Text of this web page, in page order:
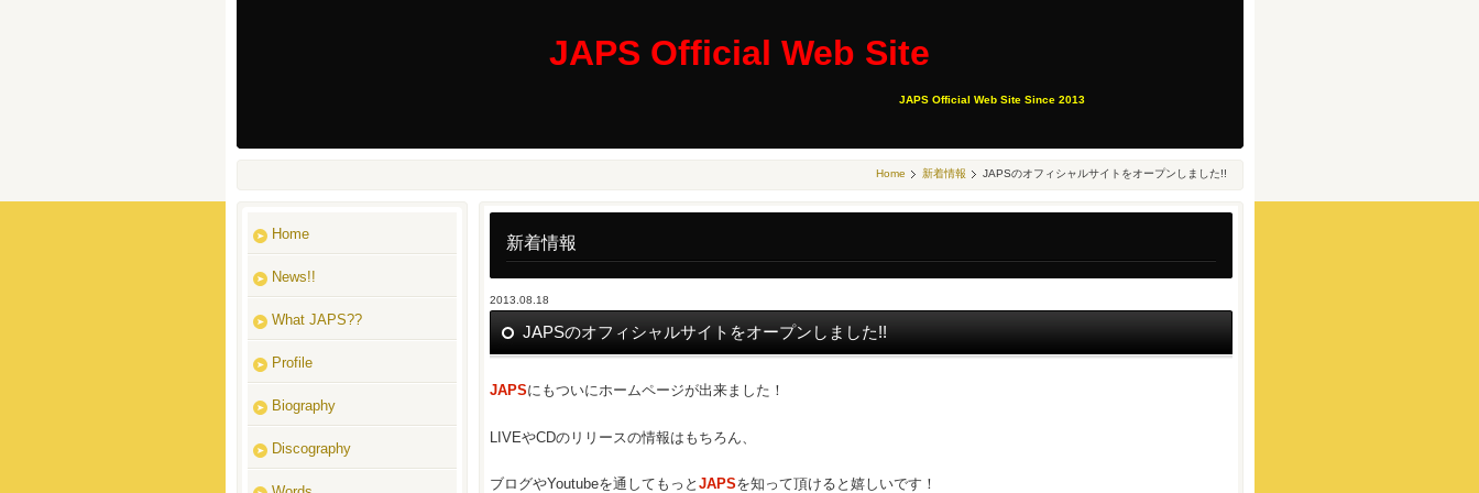
JAPS Official Web Site
JAPS Official Web Site Since 2013
Home 新着情報 JAPSのオフィシャルサイトをオープンしました!!
新着情報
2013.08.18
JAPSのオフィシャルサイトをオープンしました!!
JAPSにもついにホームページが出来ました！
LIVEやCDのリリースの情報はもちろん、
ブログやYoutubeを通してもっと JAPSを知って頂けると嬉しいです！
Home
News!!
What JAPS??
Profile
Biography
Discography